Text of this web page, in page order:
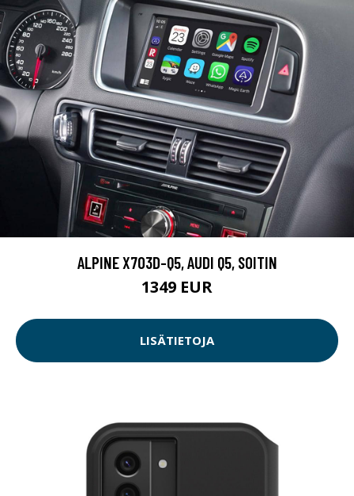
ALPINE X703D-Q5, AUDI Q5, SOITIN
1349 EUR
LISÄTIETOJA